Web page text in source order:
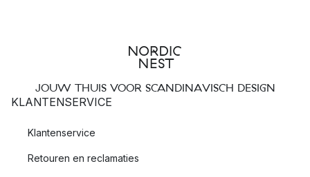
JOUW THUIS VOOR SCANDINAVISCH DESIGN
KLANTENSERVICE
Klantenservice
Retouren en reclamaties